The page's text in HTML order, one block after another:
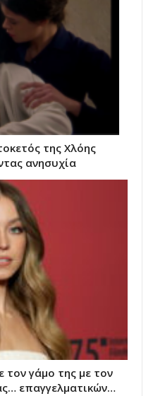
της Χλόης
ανησυχία
τον γάμο της με τον
επαγγελματικών…